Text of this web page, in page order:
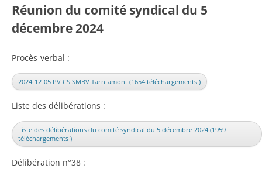
Réunion du comité syndical du 5
décembre 2024
Procès-verbal :
2024-12-05 PV CS SMBV Tarn-amont (1654 téléchargements )
Liste des délibérations :
Liste des délibérations du comité syndical du 5 décembre 2024 (1959
téléchargements )
Délibération n°38 :